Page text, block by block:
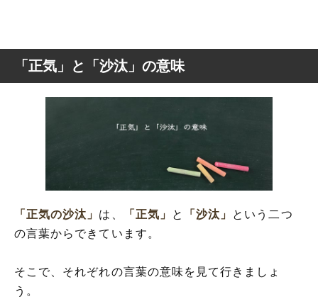
「正気」と「沙汰」の意味
「正気の沙汰」 は、 「正気」 と 「沙汰」
という二つ
の言葉からできています。
そこで、それぞれの言葉の意味を見て行きましょ
う。